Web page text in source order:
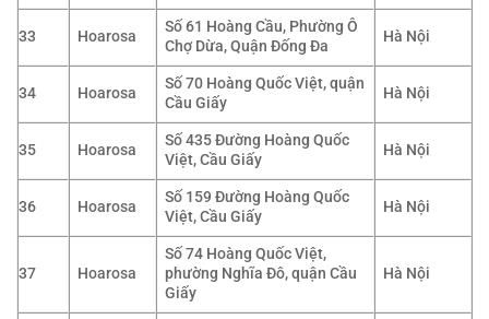
33 Hoarosa
Số 61 Hoàng Cầu, Phường Ô
Chợ Dừa, Quận Đống Đa
Hà Nội
34 Hoarosa
Số 70 Hoàng Quốc Việt, quận
Cầu Giấy
Hà Nội
35 Hoarosa
Số 435 Đường Hoàng Quốc
Việt, Cầu Giấy
Hà Nội
36 Hoarosa
Số 159 Đường Hoàng Quốc
Việt, Cầu Giấy
Hà Nội
37 Hoarosa
Số 74 Hoàng Quốc Việt,
phường Nghĩa Đô, quận Cầu
Giấy
Hà Nội